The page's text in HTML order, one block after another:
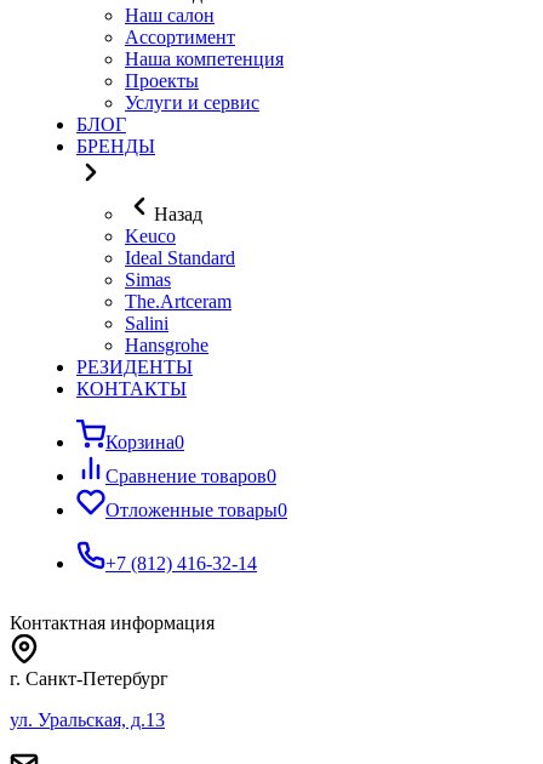
Наш салон
Ассортимент
Наша компетенция
Проекты
Услуги и сервис
БЛОГ
БРЕНДЫ
Назад
Keuco
Ideal Standard
Simas
The.Artceram
Salini
Hansgrohe
РЕЗИДЕНТЫ
КОНТАКТЫ
Корзина0
Сравнение товаров0
Отложенные товары0
+7 (812) 416-32-14
Контактная информация
г. Санкт-Петербург
ул. Уральская, д.13